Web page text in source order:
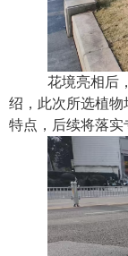
花境亮相后
绍，此次所选植
特点，后续将落实